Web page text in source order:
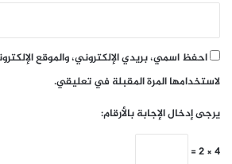
احفظ اسمي، بريدي الإلكتروني، والموقع
لاستخدامها المرة المقبلة في تعليقي.
يرجى إدخال الإجابة بالأرقام:
4 × 2 =